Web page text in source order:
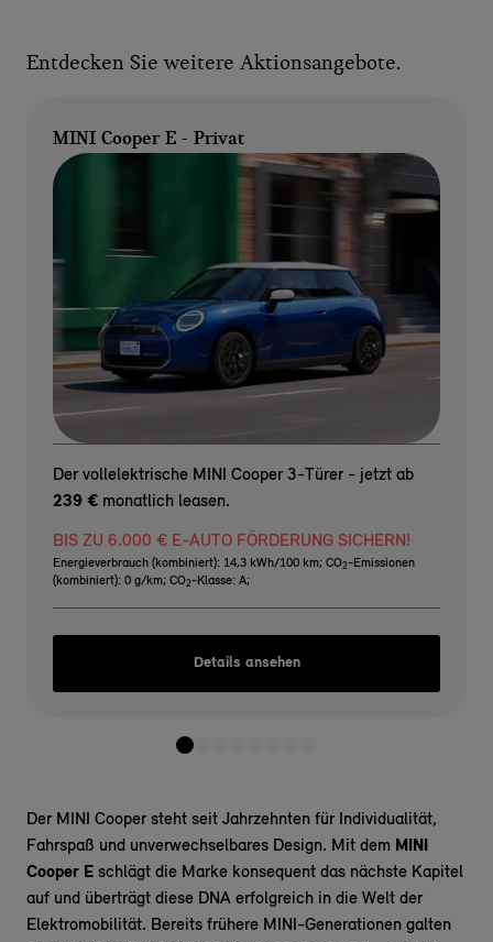
Entdecken Sie weitere Aktionsangebote.
MINI Cooper E - Privat
Der vollelektrische MINI Cooper 3-Türer - jetzt ab
239 € monatlich leasen.
BIS ZU 6.000 € E-AUTO FÖRDERUNG SICHERN!
Energieverbrauch (kombiniert): 14,3 kWh/100 km; CO2 -Emissionen
(kombiniert): 0 g/km; CO2 -Klasse: A;
Details ansehen
Der MINI Cooper steht seit Jahrzehnten für Individualität,
Fahrspaß und unverwechselbares Design. Mit dem MINI
Cooper E schlägt die Marke konsequent das nächste Kapitel
auf und überträgt diese DNA erfolgreich in die Welt der
Elektromobilität. Bereits frühere MINI-Generationen galten